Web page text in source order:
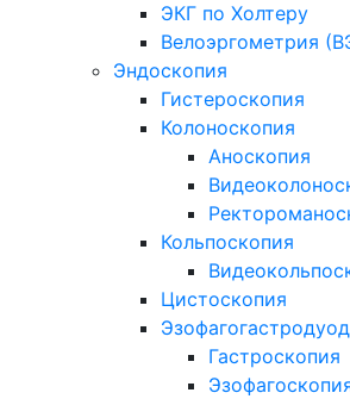
ЭКГ по Холтеру
Велоэргометрия
Эндоскопия
Гистероскопия
Колоноскопия
Аноскопия
Кольпоскопия
Цистоскопия
Гастроскопия